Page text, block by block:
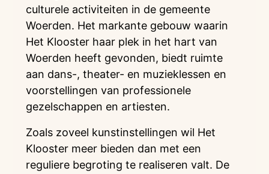
culturele activiteiten in de gemeente
Woerden. Het markante gebouw waarin
Het Klooster haar plek in het hart van
Woerden heeft gevonden, biedt ruimte
aan dans-, theater- en muzieklessen en
voorstellingen van professionele
gezelschappen en artiesten.
Zoals zoveel kunstinstellingen wil Het
Klooster meer bieden dan met een
reguliere begroting te realiseren valt. De